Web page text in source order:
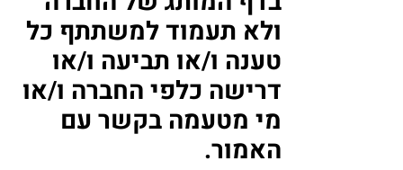
ולא תעמוד למשתתף כל
טענה ו/או תביעה ו/או
דרישה כלפי החברה ו/או
מי מטעמה בקשר עם
האמור.